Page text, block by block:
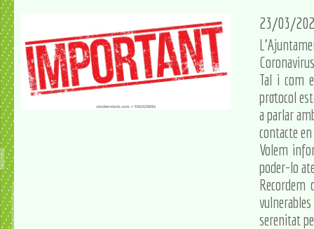
23/03/
Tal i com
protocol
a parlar
contacte
Volem
poder-lo
serenitat